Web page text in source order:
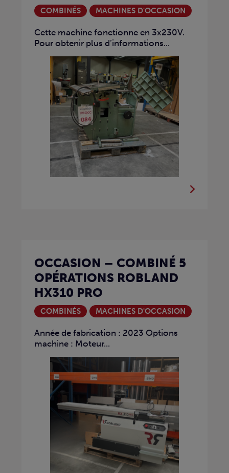
COMBINÉS MACHINES D'OCCASION
Cette machine fonctionne en 3x230V.
Pour obtenir plus d’informations...
OCCASION – COMBINÉ 5
OPÉRATIONS ROBLAND
HX310 PRO
COMBINÉS MACHINES D'OCCASION
Année de fabrication : 2023 Options
machine : Moteur...